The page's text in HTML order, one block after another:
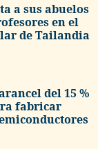
a sus abuelos
en el
de Tailandia
del 15 %
fabricar